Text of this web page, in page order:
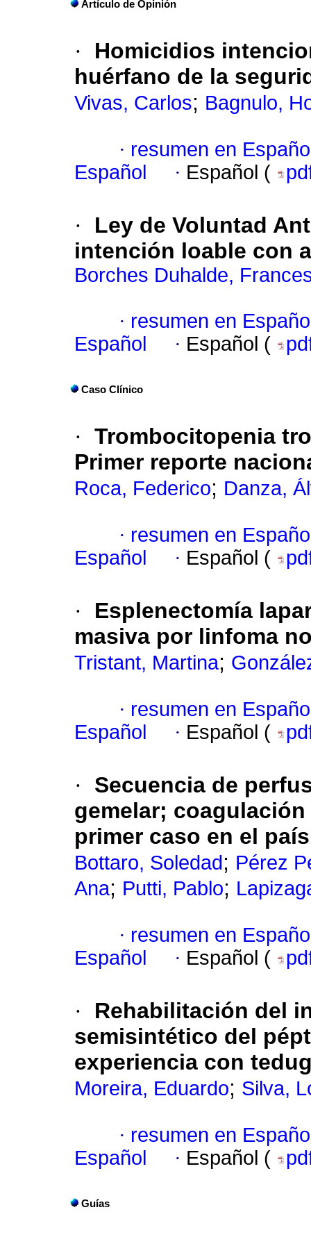
Artículo de Opinión
·
Homicidios
huérfano de la
Vivas, Carlos; Bagnulo,
· resumen en
Español
· Español (
·
Ley de Voluntad
intención loable con
Borches Duhalde,
· resumen en
Español
· Español (
Caso Clínico
· Trombocitopenia
Primer reporte
Roca, Federico; Danza,
· resumen en
Español
· Español (
·
Esplenectomía
masiva por linfoma
Tristant, Martina;
· resumen en
Español
· Español (
·
Secuencia de
gemelar;
primer caso en el país
Bottaro, Soledad ; Pérez
Ana; Putti, Pablo;
· resumen en
Español
· Español (
·
Rehabilitación del
semisintético del
experiencia con
Moreira, Eduardo; Silva,
· resumen en
Español
· Español (
Guías